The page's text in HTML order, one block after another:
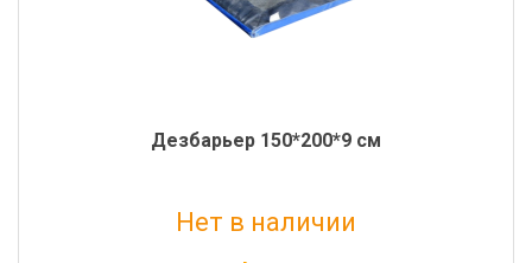
Дезбарьер 150*200*9 см
Нет в наличии